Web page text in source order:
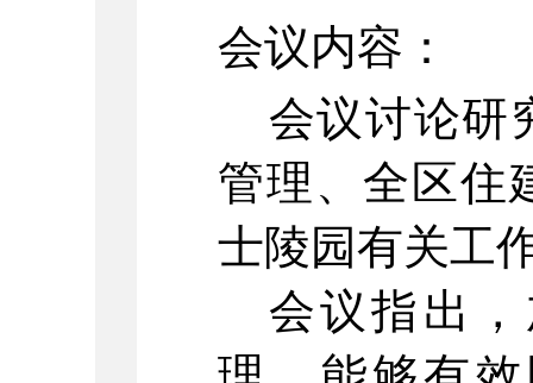
会议内容：
会议讨论研
管理、全区住
士陵园有关工
会议指出